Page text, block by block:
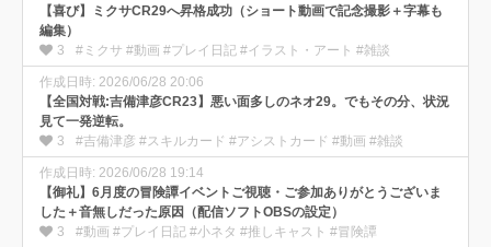
【喜び】ミクサCR29へ昇格成功（ショート動画で記念撮影＋字幕も
編集）
3
#ミクサ #動画 #プレイ日記 #イラスト・アート #雑談
作成日時: 2026/06/28 20:06
【全国対戦:吉備津彦CR23】悪い面多しのネオ29。でもその分、状況
見て一発逆転。
3
#吉備津彦 #スキルカード #アシストカード #動画 #雑談
作成日時: 2026/06/28 19:14
【御礼】6月度の冒険譚イベントご視聴・ご参加ありがとうございま
した＋音無しだった原因（配信ソフトOBSの設定）
3
#動画 #プレイ日記 #小ネタ #推しキャスト #冒険譚